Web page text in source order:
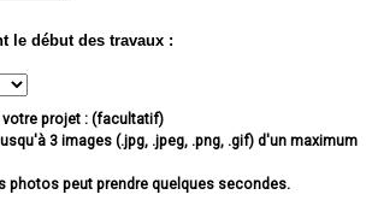
le début des travaux :
projet : (facultatif)
3 images (.jpg, .jpeg, .png, .gif) d'un maximum
photos peut prendre quelques secondes.